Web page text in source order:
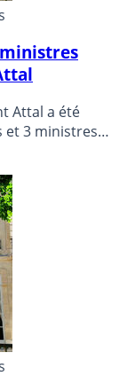
Attal a été
et 3 ministres